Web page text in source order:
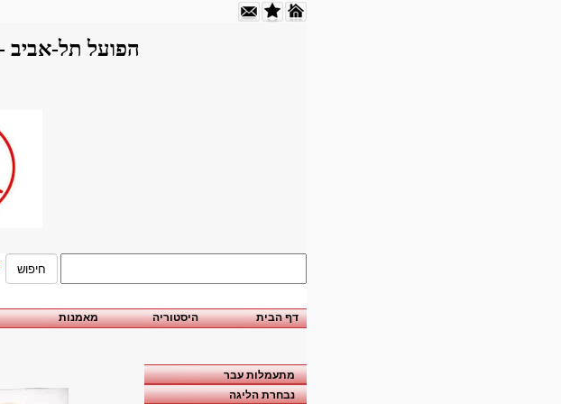
הפועל תל-
דף הבית היסטוריה מאמנות
מתעמלות עבר
נבחרת הליגה